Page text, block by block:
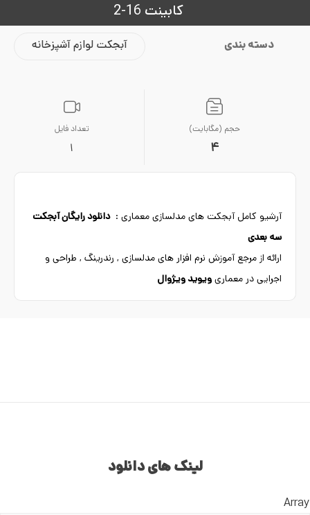
کابینت 16-2
دسته بندی آبجکت لوازم آشپزخانه
حجم (مگابایت)
4
تعداد فایل
1
آرشیو کامل آبجکت های مدلسازی معماری :دانلود رایگان آبجکت
سه بعدی
ارائه از مرجع آموزش نرم افزار های مدلسازی , رندرینگ , طراحی و
اجرایی در معماریویوید ویژوال
لینک های دانلود
Array